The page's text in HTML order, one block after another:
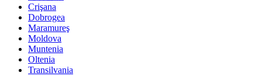
Crişana
Dobrogea
Maramureş
Moldova
Muntenia
Oltenia
Transilvania